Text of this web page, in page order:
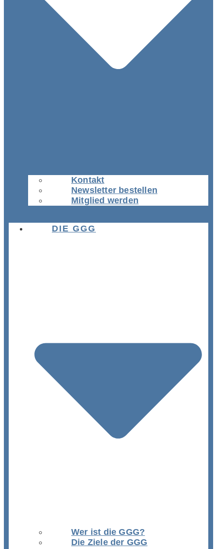
Kontakt
Newsletter bestellen
Mitglied werden
DIE GGG
Wer ist die GGG?
Die Ziele der GGG